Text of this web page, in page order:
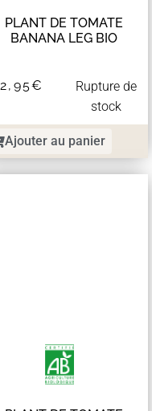
PLANT DE TOMATE
BANANA LEG BIO
2,95€
Rupture de
stock
Ajouter au panier